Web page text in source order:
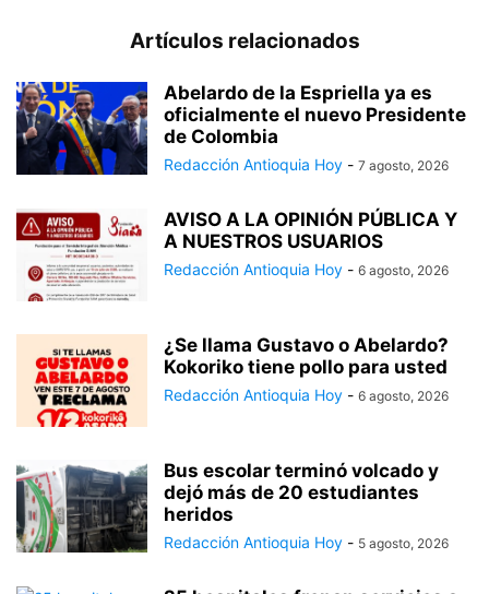
Artículos relacionados
Abelardo de la Espriella ya es
oficialmente el nuevo Presidente
de Colombia
Redacción Antioquia Hoy - 7 agosto, 2026
AVISO A LA OPINIÓN PÚBLICA Y
A NUESTROS USUARIOS
Redacción Antioquia Hoy - 6 agosto, 2026
¿Se llama Gustavo o Abelardo?
Kokoriko tiene pollo para usted
Redacción Antioquia Hoy - 6 agosto, 2026
Bus escolar terminó volcado y
dejó más de 20 estudiantes
heridos
Redacción Antioquia Hoy - 5 agosto, 2026